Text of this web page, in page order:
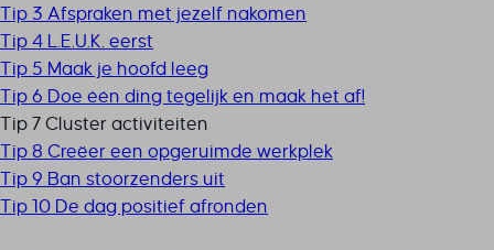
Tip 3 Afspraken met jezelf nakomen
Tip 4 L.E.U.K. eerst
Tip 5 Maak je hoofd leeg
Tip 6 Doe één ding tegelijk en maak het af!
Tip 7 Cluster activiteiten
Tip 8 Creëer een opgeruimde werkplek
Tip 9 Ban stoorzenders uit
Tip 10 De dag positief afronden